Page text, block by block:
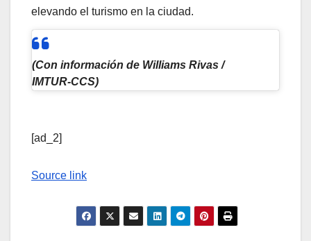
elevando el turismo en la ciudad.
(Con información de Williams Rivas /
IMTUR-CCS)
[ad_2]
Source link